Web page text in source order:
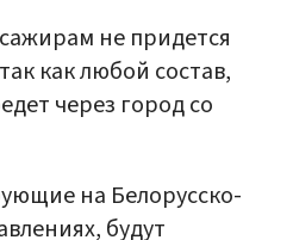
не придется
как любой состав,
через город со
на Белорусско-
будут